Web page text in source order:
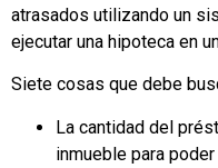
atrasados ​​utilizando un
ejecutar una hipoteca en
Siete cosas que debe
La cantidad del
inmueble para